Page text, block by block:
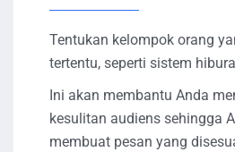
Tentukan kelompok orang
tertentu, seperti sistem
Ini akan membantu Anda
kesulitan audiens sehingga
membuat pesan yang